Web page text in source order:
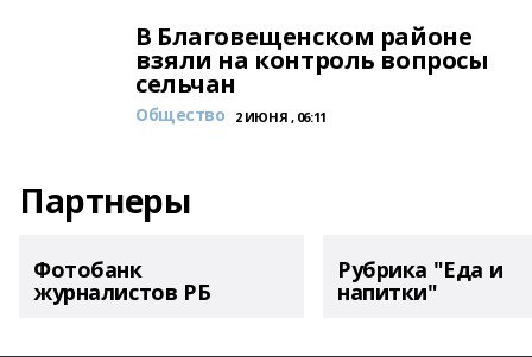
В Благовещенском районе
взяли на контроль вопросы
сельчан
Общество 2 ИЮНЯ , 06:11
Партнеры
Фотобанк
журналистов РБ
Рубрика "Еда и
напитки"